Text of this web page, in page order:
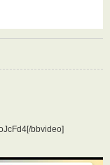
bbvideo]